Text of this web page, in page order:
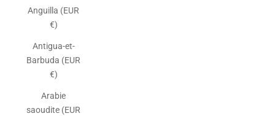
Anguilla (EUR
€)
Antigua-et-
Barbuda (EUR
€)
Arabie
saoudite (EUR